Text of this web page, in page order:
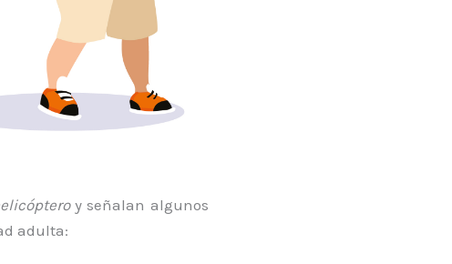
y señalan algunos
adulta: